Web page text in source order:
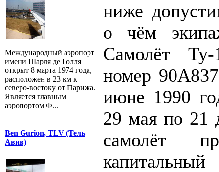
Международный аэропорт
имени Шарля де Голля
открыт 8 марта 1974 года,
расположен в 23 км к
северо-востоку от Парижа.
Является главным
аэропортом Ф...
Ben Gurion, TLV (Тель
Авив)
ниже
о чём
Самолёт Ту-
номер
июне 1990
29 мая по 21
самолёт